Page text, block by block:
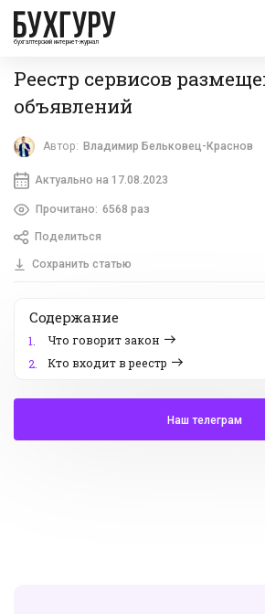
бухгалтерский интернет-журнал
Реестр сервисов
объявлений
Автор: Владимир Бельковец-Краснов
Актуально на 17.08.2023
Прочитано: 6568 раз
Поделиться
Сохранить статью
Содержание
1.
Что говорит закон
2.
Кто входит в реестр
Наш телеграм